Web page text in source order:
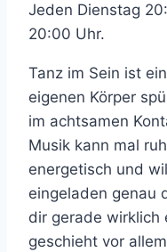
Jeden Dienstag
20:00 Uhr.
Tanz im Sein ist
eigenen Körper
im achtsamen
Musik kann mal
energetisch und
eingeladen genau
dir gerade wirklich
geschieht vor